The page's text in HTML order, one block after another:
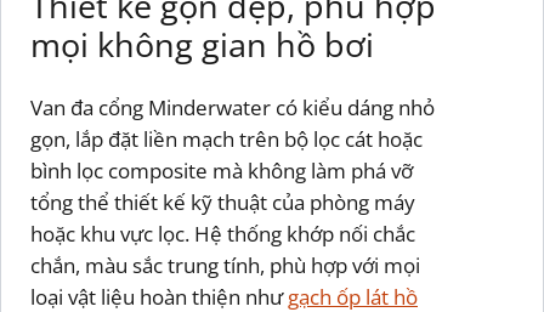
mọi không gian hồ bơi
Van đa cổng Minderwater có kiểu dáng nhỏ
gọn, lắp đặt liền mạch trên bộ lọc cát hoặc
bình lọc composite mà không làm phá vỡ
tổng thể thiết kế kỹ thuật của phòng máy
hoặc khu vực lọc. Hệ thống khớp nối chắc
chắn, màu sắc trung tính, phù hợp với mọi
loại vật liệu hoàn thiện nhưgạch ốp lát hồ